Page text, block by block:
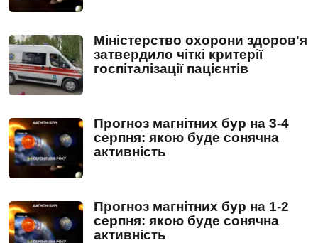
Міністерство охорони здоров'я
затвердило чіткі критерії
госпіталізації пацієнтів
Прогноз магнітних бур на 3-4
серпня: якою буде сонячна
активність
Прогноз магнітних бур на 1-2
серпня: якою буде сонячна
активність